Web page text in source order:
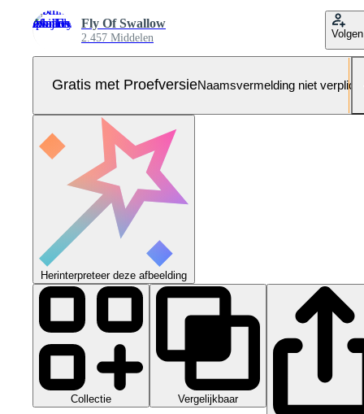
Fly Of Swallow
2.457 Middelen Volgen
Gratis met ProefversieNaamsvermelding niet verplicht
Herinterpreteer deze afbeelding
Collectie Vergelijkbaar